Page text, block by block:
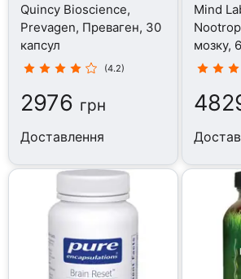
Quincy Bioscience,
Prevagen, Преваген, 30
капсул
(4.2)
2976 грн
Доставлення
Mind
мозку,